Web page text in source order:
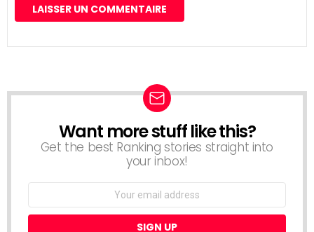
NEWSLETTER
Want more stuff like this?
Get the best Ranking stories straight into
your inbox!